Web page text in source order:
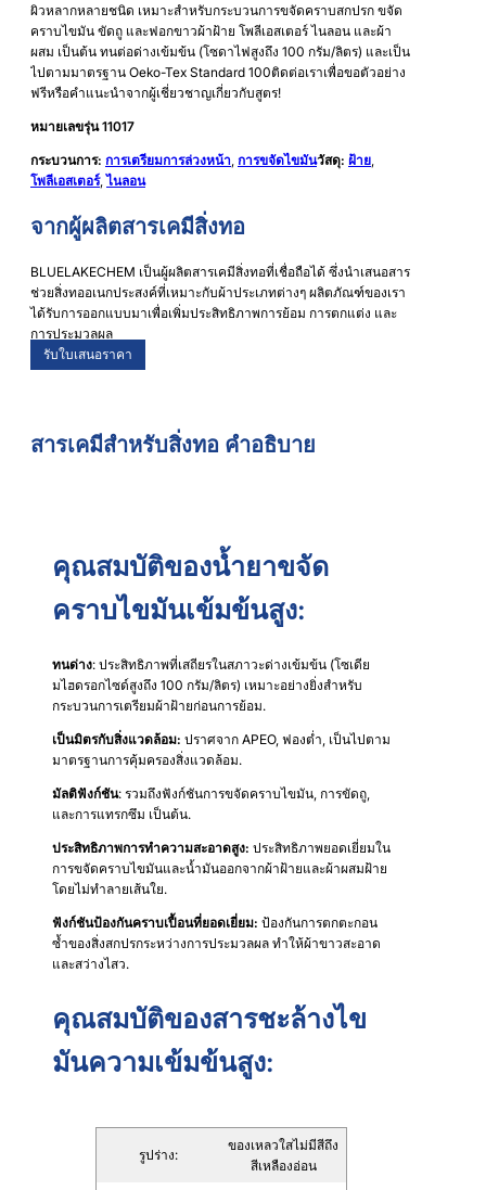
ผิวหลากหลายชนิด เหมาะสำหรับกระบวนการขจัดคราบสกปรก ขจัด
คราบไขมัน ขัดถู และฟอกขาวผ้าฝ้าย โพลีเอสเตอร์ ไนลอน และผ้า
ผสม เป็นต้น ทนต่อด่างเข้มข้น (โซดาไฟสูงถึง 100 กรัม/ลิตร) และเป็น
ไปตามมาตรฐาน Oeko-Tex Standard 100ติดต่อเราเพื่อขอตัวอย่าง
ฟรีหรือคำแนะนำจากผู้เชี่ยวชาญเกี่ยวกับสูตร!
หมายเลขรุ่น 11017
กระบวนการ: การเตรียมการล่วงหน้า, การขจัดไขมันวัสดุ: ฝ้าย,
โพลีเอสเตอร์,ไนลอน
จากผู้ผลิตสารเคมีสิ่งทอ
BLUELAKECHEM เป็นผู้ผลิตสารเคมีสิ่งทอที่เชื่อถือได้ ซึ่งนำเสนอสาร
ช่วยสิ่งทออเนกประสงค์ที่เหมาะกับผ้าประเภทต่างๆ ผลิตภัณฑ์ของเรา
ได้รับการออกแบบมาเพื่อเพิ่มประสิทธิภาพการย้อม การตกแต่ง และ
การประมวลผล
รับใบเสนอราคา
สารเคมีสำหรับสิ่งทอ คำอธิบาย
คุณสมบัติของน้ำยาขจัด
คราบไขมันเข้มข้นสูง:
ทนด่าง: ประสิทธิภาพที่เสถียรในสภาวะด่างเข้มข้น (โซเดีย
มไฮดรอกไซด์สูงถึง 100 กรัม/ลิตร) เหมาะอย่างยิ่งสำหรับ
กระบวนการเตรียมผ้าฝ้ายก่อนการย้อม.
เป็นมิตรกับสิ่งแวดล้อม: ปราศจาก APEO, ฟองต่ำ, เป็นไปตาม
มาตรฐานการคุ้มครองสิ่งแวดล้อม.
มัลติฟังก์ชัน: รวมถึงฟังก์ชันการขจัดคราบไขมัน, การขัดถู,
และการแทรกซึม เป็นต้น.
ประสิทธิภาพการทำความสะอาดสูง: ประสิทธิภาพยอดเยี่ยมใน
การขจัดคราบไขมันและน้ำมันออกจากผ้าฝ้ายและผ้าผสมฝ้าย
โดยไม่ทำลายเส้นใย.
ฟังก์ชันป้องกันคราบเปื้อนที่ยอดเยี่ยม: ป้องกันการตกตะกอน
ซ้ำของสิ่งสกปรกระหว่างการประมวลผล ทำให้ผ้าขาวสะอาด
และสว่างไสว.
คุณสมบัติของสารชะล้างไข
มันความเข้มข้นสูง:
รูปร่าง:
ของเหลวใสไม่มีสีถึง
สีเหลืองอ่อน